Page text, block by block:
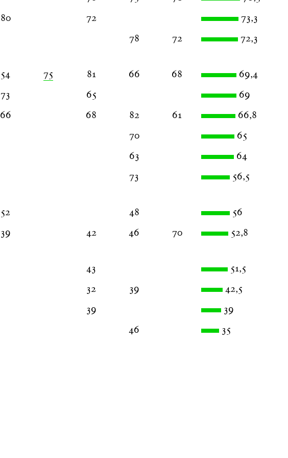
80 72 73,3
78 72 72,3
54 75 81 66 68 69,4
73 65 69
66 68 82 61 66,8
70 65
63 64
73 56,5
52 48 56
39 42 46 70 52,8
43 51,5
32 39 42,5
39 39
46 35